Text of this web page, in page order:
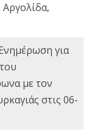
Αργολίδα,
για
με τον
στις 06-